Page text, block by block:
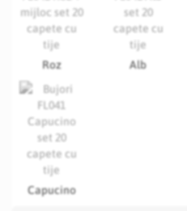
Roz Alb
Capucino